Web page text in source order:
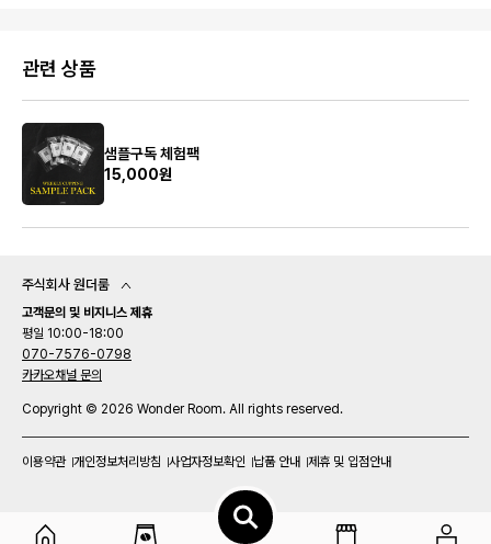
관련 상품
샘플구독 체험팩
15,000원
주식회사 원더룸
고객문의 및 비지니스 제휴
평일 10:00-18:00
070-7576-0798
카카오채널 문의
Copyright © 2026 Wonder Room. All rights reserved.
이용약관 개인정보처리방침 사업자정보확인 납품 안내 제휴 및 입점안내